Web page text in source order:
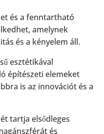
és a fenntartható
amelynek
és a kényelem áll.
esztétikával
építészeti elemeket
is az innovációt és a
tartja elsődleges
és